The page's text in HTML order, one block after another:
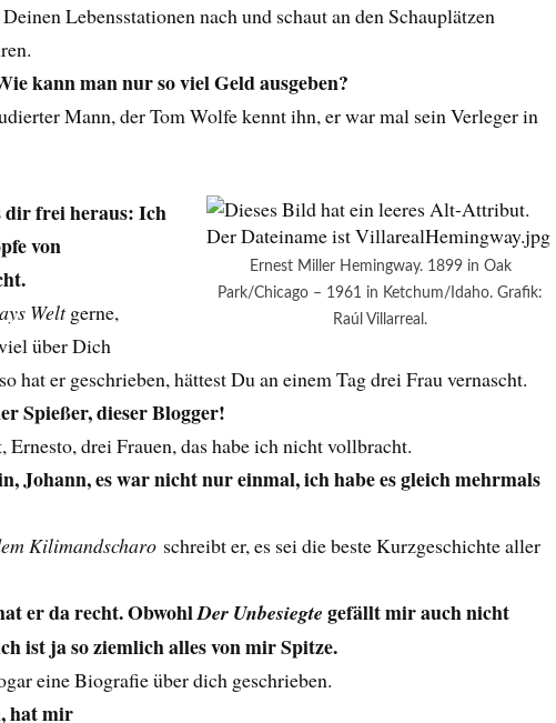
Lebensstationen nach und schaut an den Schauplätzen
kann man nur so viel Geld ausgeben?
Mann, der Tom Wolfe kennt ihn, er war mal sein Verleger in
Ernest Miller Hemingway. 1899 in Oak
Park/Chicago – 1961 in Ketchum/Idaho. Grafik:
Raúl Villarreal.
dir frei heraus: Ich
von
Weltgerne,
über Dich
hat er geschrieben, hättest Du an einem Tag drei Frau vernascht.
Spießer, dieser Blogger!
Ernesto, drei Frauen, das habe ich nicht vollbracht.
Johann, es war nicht nur einmal, ich habe es gleich mehrmals
Kilimandscharo schreibt er, es sei die beste Kurzgeschichte aller
er da recht. ObwohlDer Unbesiegte gefällt mir auch nicht
ist ja so ziemlich alles von mir Spitze.
eine Biografie über dich geschrieben.
hat mir